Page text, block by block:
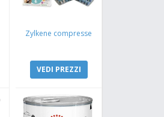
Zylkene compresse
VEDI PREZZI